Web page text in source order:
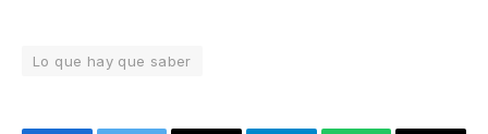
Lo que hay que saber